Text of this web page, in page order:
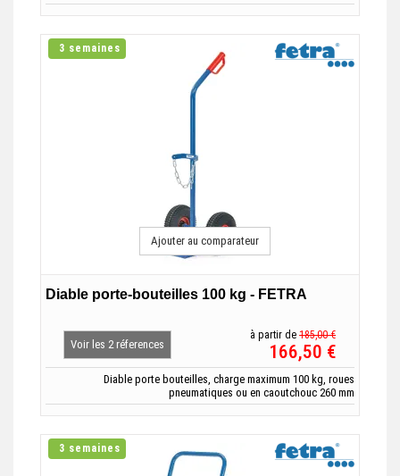
3 semaines
Diable porte-bouteilles 100 kg - FETRA
Voir les 2 réferences
à partir de 185,00 €
166,50 €
Diable porte bouteilles, charge maximum 100 kg, roues
pneumatiques ou en caoutchouc 260 mm
Ajouter au comparateur
3 semaines